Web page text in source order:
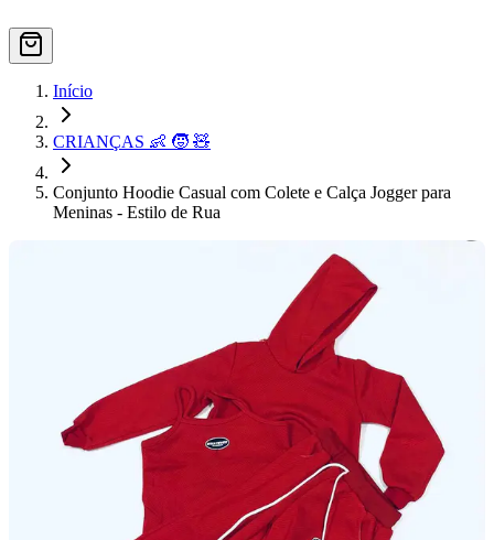
Início
CRIANÇAS 👶 🧒 🧸
Conjunto Hoodie Casual com Colete e Calça Jogger para
Meninas - Estilo de Rua